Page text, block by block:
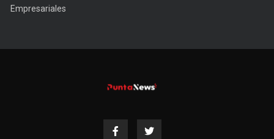
Empresariales